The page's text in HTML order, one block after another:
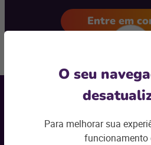
Entre em
O seu
Para melhorar sua
funcionamento
Receba
novidades